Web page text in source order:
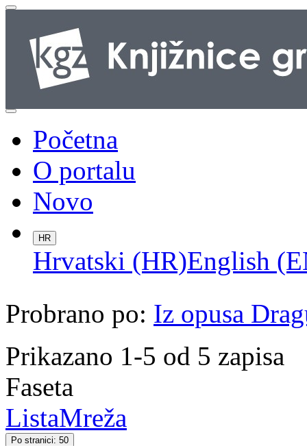
Početna
O portalu
Novo
HR
Hrvatski (HR)English
Probrano po: Iz opusa
Prikazano 1-5 od 5 zapisa
Faseta
ListaMreža
Po stranici: 50